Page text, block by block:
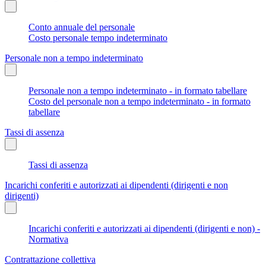
Conto annuale del personale
Costo personale tempo indeterminato
Personale non a tempo indeterminato
Personale non a tempo indeterminato - in formato tabellare
Costo del personale non a tempo indeterminato - in formato
tabellare
Tassi di assenza
Tassi di assenza
Incarichi conferiti e autorizzati ai dipendenti (dirigenti e non
dirigenti)
Incarichi conferiti e autorizzati ai dipendenti (dirigenti e non) -
Normativa
Contrattazione collettiva